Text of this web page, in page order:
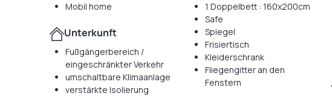
Mobil home
Unterkunft
Fußgängerbereich /
eingeschränkter Verkehr
umschaltbare Klimaanlage
verstärkte Isolierung
1 Doppelbett : 160x200cm
Safe
Spiegel
Frisiertisch
Kleiderschrank
Fliegengitter an den
Fenstern